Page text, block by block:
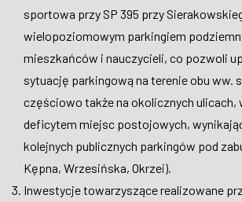
sportowa przy SP 395 przy
wielopoziomowym parkingiem
mieszkańców i nauczycieli, co pozwoli
sytuację parkingową na terenie obu ww.
częściowo także na okolicznych ulicach,
deficytem miejsc postojowych,
kolejnych publicznych parkingów pod
Kępna, Wrzesińska, Okrzei).
Inwestycje towarzyszące realizowane